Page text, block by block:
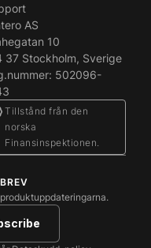
AS
10
37 Stockholm, Sverige
502096-
Tillstånd från den
norska
Finansinspektionen.